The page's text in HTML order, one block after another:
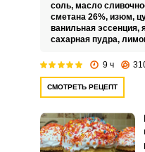
соль, масло
сметана 26%, изюм,
ванильная эссенция,
сахарная пудра,
9 ч
СМОТРЕТЬ РЕЦЕПТ